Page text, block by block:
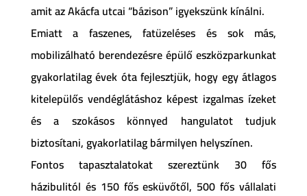
amit az Akácfa utcai “bázison” igyekszünk kínálni.
Emiatt a faszenes, fatüzeléses és sok más,
mobilizálható berendezésre épülő eszközparkunkat
gyakorlatilag évek óta fejlesztjük, hogy egy átlagos
kitelepülős vendéglátáshoz képest izgalmas ízeket
és a szokásos könnyed hangulatot tudjuk
biztosítani, gyakorlatilag bármilyen helyszínen.
Fontos tapasztalatokat szereztünk 30 fős
házibulitól és 150 fős esküvőtől, 500 fős vállalati